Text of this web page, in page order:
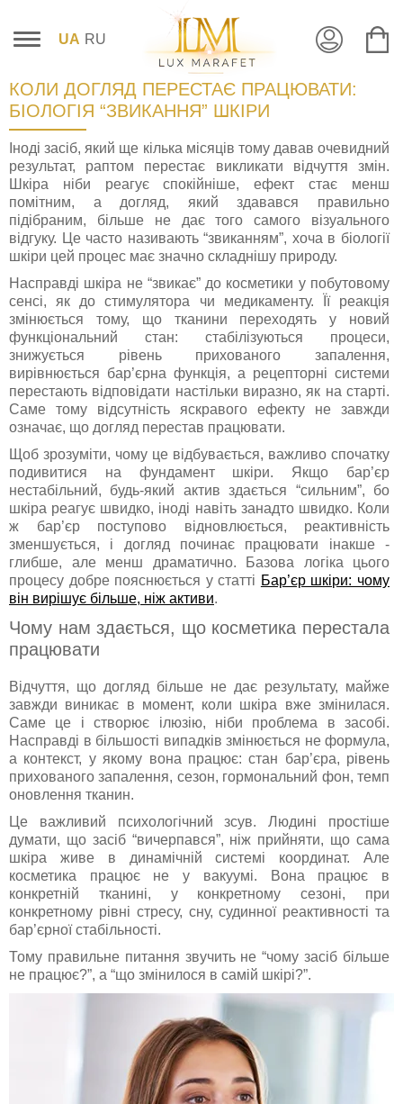
UA RU
КОЛИ ДОГЛЯД ПЕРЕСТАЄ ПРАЦЮВАТИ:
БІОЛОГІЯ “ЗВИКАННЯ” ШКІРИ
Іноді засіб, який ще кілька місяців тому давав очевидний
результат, раптом перестає викликати відчуття змін.
Шкіра ніби реагує спокійніше, ефект стає менш
помітним, а догляд, який здавався правильно
підібраним, більше не дає того самого візуального
відгуку. Це часто називають “звиканням”, хоча в біології
шкіри цей процес має значно складнішу природу.
Насправді шкіра не “звикає” до косметики у побутовому
сенсі, як до стимулятора чи медикаменту. Її реакція
змінюється тому, що тканини переходять у новий
функціональний стан: стабілізуються процеси,
знижується рівень прихованого запалення,
вирівнюється бар’єрна функція, а рецепторні системи
перестають відповідати настільки виразно, як на старті.
Саме тому відсутність яскравого ефекту не завжди
означає, що догляд перестав працювати.
Щоб зрозуміти, чому це відбувається, важливо спочатку
подивитися на фундамент шкіри. Якщо бар’єр
нестабільний, будь-який актив здається “сильним”, бо
шкіра реагує швидко, іноді навіть занадто швидко. Коли
ж бар’єр поступово відновлюється, реактивність
зменшується, і догляд починає працювати інакше -
глибше, але менш драматично. Базова логіка цього
процесу добре пояснюється у статті Бар’єр шкіри: чому
він вирішує більше, ніж активи.
Чому нам здається, що косметика перестала
працювати
Відчуття, що догляд більше не дає результату, майже
завжди виникає в момент, коли шкіра вже змінилася.
Саме це і створює ілюзію, ніби проблема в засобі.
Насправді в більшості випадків змінюється не формула,
а контекст, у якому вона працює: стан бар’єра, рівень
прихованого запалення, сезон, гормональний фон, темп
оновлення тканин.
Це важливий психологічний зсув. Людині простіше
думати, що засіб “вичерпався”, ніж прийняти, що сама
шкіра живе в динамічній системі координат. Але
косметика працює не у вакуумі. Вона працює в
конкретній тканині, у конкретному сезоні, при
конкретному рівні стресу, сну, судинної реактивності та
бар’єрної стабільності.
Тому правильне питання звучить не “чому засіб більше
не працює?”, а “що змінилося в самій шкірі?”.